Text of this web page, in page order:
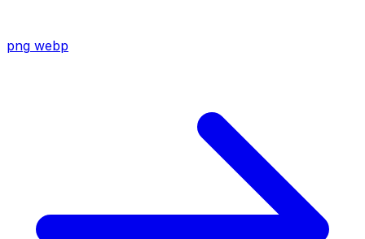
png webp